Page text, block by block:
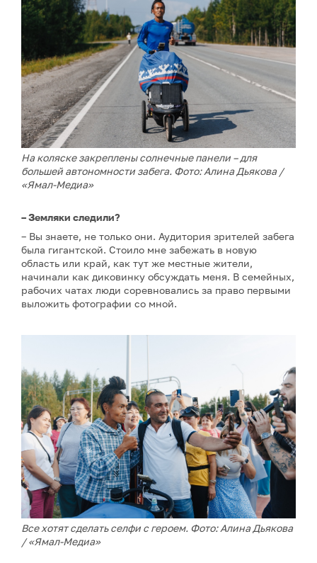
На коляске закреплены солнечные панели – для
большей автономности забега. Фото: Алина Дьякова /
«Ямал-Медиа»
– Земляки следили?
– Вы знаете, не только они. Аудитория зрителей забега
была гигантской. Стоило мне забежать в новую
область или край, как тут же местные жители,
начинали как диковинку обсуждать меня. В семейных,
рабочих чатах люди соревновались за право первыми
выложить фотографии со мной.
Все хотят сделать селфи с героем. Фото: Алина Дьякова
/ «Ямал-Медиа»